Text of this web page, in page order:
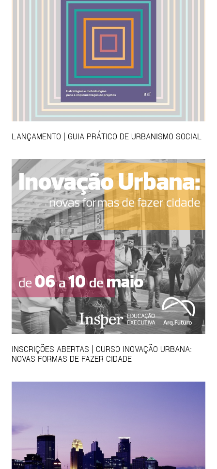
LANÇAMENTO | GUIA PRÁTICO DE URBANISMO SOCIAL
INSCRIÇÕES ABERTAS | CURSO INOVAÇÃO URBANA:
NOVAS FORMAS DE FAZER CIDADE